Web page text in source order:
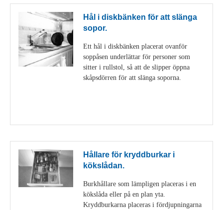
Hål i diskbänken för att slänga
sopor.
Ett hål i diskbänken placerat ovanför
soppåsen underlättar för personer som
sitter i rullstol, så att de slipper öppna
skåpsdörren för att slänga soporna.
Hållare för kryddburkar i
kökslådan.
Burkhållare som lämpligen placeras i en
kökslåda eller på en plan yta.
Kryddburkarna placeras i fördjupningarna